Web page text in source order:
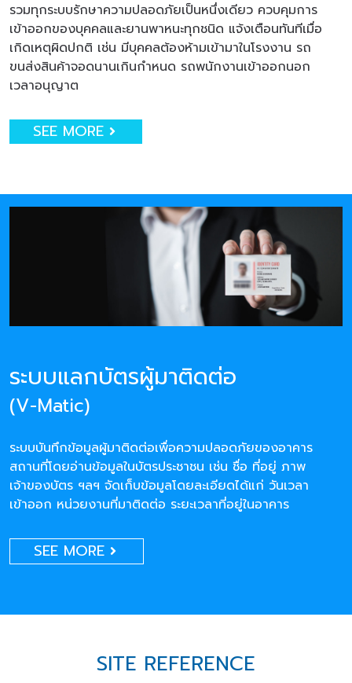
รวมทุกระบบรักษาความปลอดภัยเป็นหนึ่งเดียว ควบคุมการ
เข้าออกของบุคคลและยานพาหนะทุกชนิด แจ้งเตือนทันทีเมื่อ
เกิดเหตุผิดปกติ เช่น มีบุคคลต้องห้ามเข้ามาในโรงงาน รถ
ขนส่งสินค้าจอดนานเกินกำหนด รถพนักงานเข้าออกนอก
เวลาอนุญาต
SEE MORE
ระบบแลกบัตรผู้มาติดต่อ
(V-Matic)
ระบบบันทึกข้อมูลผู้มาติดต่อเพื่อความปลอดภัยของอาคาร
สถานที่โดยอ่านข้อมูลในบัตรประชาชน เช่น ชื่อ ที่อยู่ ภาพ
เจ้าของบัตร ฯลฯ จัดเก็บข้อมูลโดยละเอียดได้แก่ วันเวลา
เข้าออก หน่วยงานที่มาติดต่อ ระยะเวลาที่อยู่ในอาคาร
SEE MORE
SITE REFERENCE